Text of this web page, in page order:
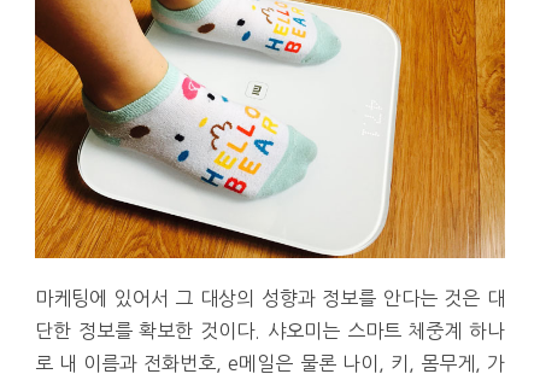
마케팅에 있어서 그 대상의 성향과 정보를 안다는 것은 대
단한 정보를 확보한 것이다. 샤오미는 스마트 체중계 하나
로 내 이름과 전화번호, e메일은 물론 나이, 키, 몸무게, 가